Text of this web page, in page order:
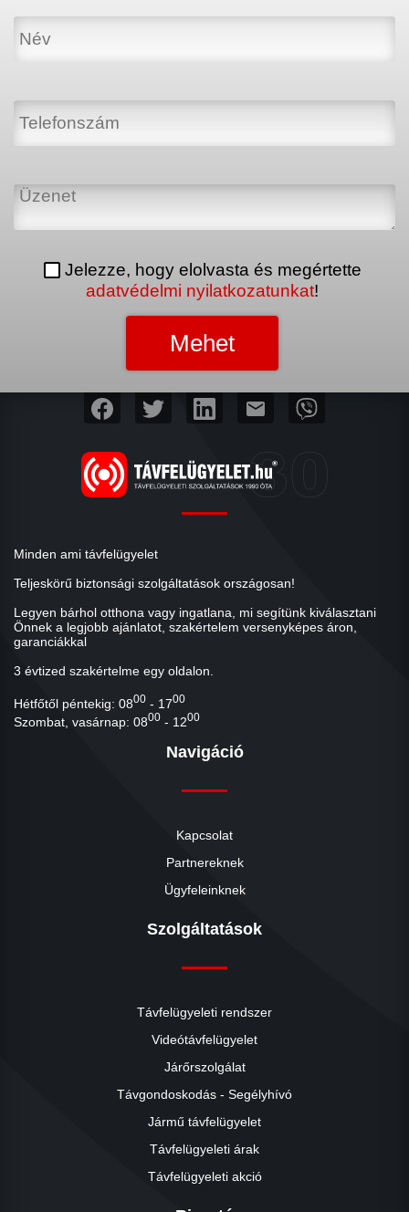
Jelezze, hogy elolvasta és megértette
adatvédelmi nyilatkozatunkat!
mail
Minden ami távfelügyelet
Teljeskörű biztonsági szolgáltatások országosan!
Legyen bárhol otthona vagy ingatlana, mi segítünk kiválasztani
Önnek a legjobb ajánlatot, szakértelem versenyképes áron,
garanciákkal
3 évtized szakértelme egy oldalon.
Hétfőtől péntekig: 0800 - 1700
Szombat, vasárnap: 0800 - 1200
Navigáció
Kapcsolat
Partnereknek
Ügyfeleinknek
Szolgáltatások
Távfelügyeleti rendszer
Videótávfelügyelet
Járőrszolgálat
Távgondoskodás - Segélyhívó
Jármű távfelügyelet
Távfelügyeleti árak
Távfelügyeleti akció